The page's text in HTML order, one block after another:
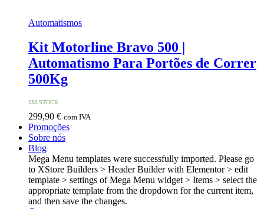
Automatismos
Kit Motorline Bravo 500 |
Automatismo Para Portões de Correr
500Kg
EM STOCK
299,90 € com IVA
Promoções
Sobre nós
Blog
Mega Menu templates were successfully imported. Please go
to XStore Builders > Header Builder with Elementor > edit
template > settings of Mega Menu widget > Items > select the
appropriate template from the dropdown for the current item,
and then save the changes.